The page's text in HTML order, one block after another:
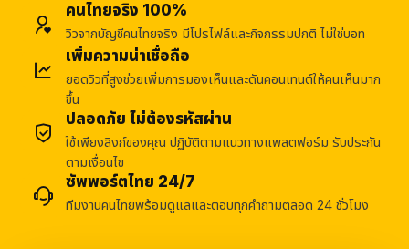
คนไทยจริง 100%
วิวจากบัญชีคนไทยจริง มีโปรไฟล์และกิจกรรมปกติ ไม่ใช่บอท
เพิ่มความน่าเชื่อถือ
ยอดวิวที่สูงช่วยเพิ่มการมองเห็นและดันคอนเทนต์ให้คนเห็นมาก
ขึ้น
ปลอดภัย ไม่ต้องรหัสผ่าน
ใช้เพียงลิงก์ของคุณ ปฏิบัติตามแนวทางแพลตฟอร์ม รับประกัน
ตามเงื่อนไข
ซัพพอร์ตไทย 24/7
ทีมงานคนไทยพร้อมดูแลและตอบทุกคำถามตลอด 24 ชั่วโมง